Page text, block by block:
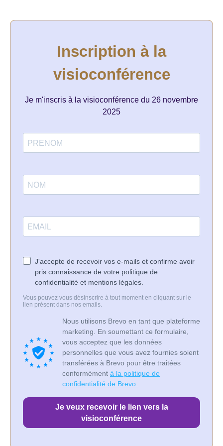
Inscription à la
visioconférence
Je m'inscris à la visioconférence du 26 novembre
2025
J'accepte de recevoir vos e-mails et confirme avoir
pris connaissance de votre politique de
confidentialité et mentions légales.
Vous pouvez vous désinscrire à tout moment en cliquant sur le
lien présent dans nos emails.
Nous utilisons Brevo en tant que plateforme
marketing. En soumettant ce formulaire,
vous acceptez que les données
personnelles que vous avez fournies soient
transférées à Brevo pour être traitées
conformément à la politique de
confidentialité de Brevo.
Je veux recevoir le lien vers la
visioconférence